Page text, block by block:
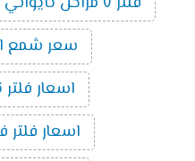
سعر شمع الفلتر
اسعار فلتر تانك
اسعار فلتر